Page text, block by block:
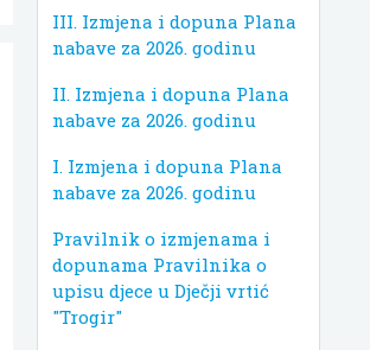
III. Izmjena i dopuna Plana
nabave za 2026. godinu
II. Izmjena i dopuna Plana
nabave za 2026. godinu
I. Izmjena i dopuna Plana
nabave za 2026. godinu
Pravilnik o izmjenama i
dopunama Pravilnika o
upisu djece u Dječji vrtić
"Trogir"